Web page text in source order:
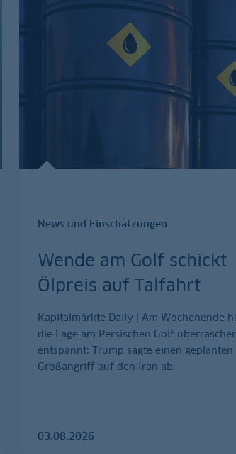
News und Einschätzungen
Wende am Golf schickt
Ölpreis auf Talfahrt
Kapitalmärkte Daily | Am Wochenende
die Lage am Persischen Golf
entspannt: Trump sagte einen geplanten
Großangriff auf den Iran ab.
03.08.2026